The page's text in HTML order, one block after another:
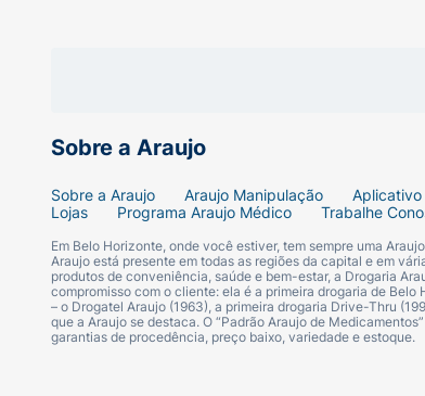
Marca:Cimed / Carmed
Linha: Sorvete
Conteúdo:3 unidades de 10g
Cor:Incolor (todas as versões)
Sobre a Araujo
Sobre a Araujo Araujo Manipulação Aplicativo
Lojas
Programa Araujo Médico Trabalhe
Em Belo Horizonte, onde você estiver, tem sempre uma
Araujo está presente em todas as regiões da capital e em
produtos de conveniência, saúde e bem-estar, a Drogaria
compromisso com o cliente: ela é a primeira drogaria de
– o Drogatel Araujo (1963), a primeira drogaria Drive-Thru
que a Araujo se destaca. O “Padrão Araujo de
garantias de procedência, preço baixo, variedade e estoque.